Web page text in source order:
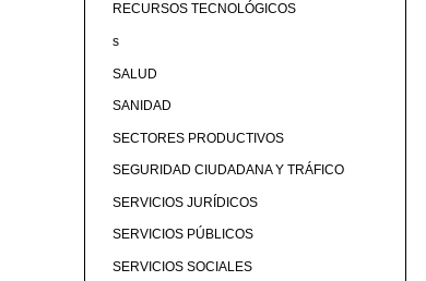
RECURSOS TECNOLÓGICOS
s
SALUD
SANIDAD
SECTORES PRODUCTIVOS
SEGURIDAD CIUDADANA Y TRÁFICO
SERVICIOS JURÍDICOS
SERVICIOS PÚBLICOS
SERVICIOS SOCIALES